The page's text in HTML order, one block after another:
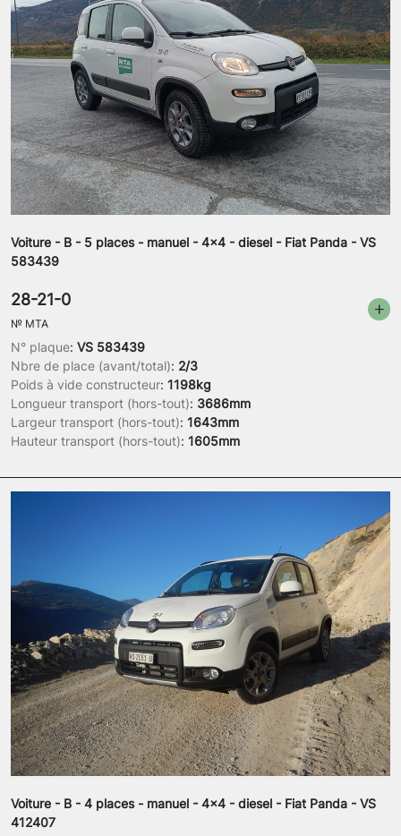
Voiture - B - 5 places - manuel - 4x4 - diesel - Fiat Panda - VS
583439
N° plaque: VS 583439
Nbre de place (avant/total): 2/3
Poids à vide constructeur: 1198kg
Longueur transport (hors-tout): 3686mm
Largeur transport (hors-tout): 1643mm
Hauteur transport (hors-tout): 1605mm
28-21-0
№ MTA
Voiture - B - 4 places - manuel - 4x4 - diesel - Fiat Panda - VS
412407